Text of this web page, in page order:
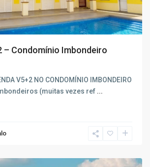
– Condomínio Imbondeiro
V5+2 NO CONDOMÍNIO IMBONDEIRO
(muitas vezes ref ...